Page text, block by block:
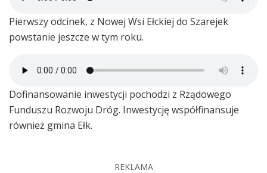
Pierwszy odcinek, z Nowej Wsi Ełckiej do Szarejek
powstanie jeszcze w tym roku.
Dofinansowanie inwestycji pochodzi z Rządowego
Funduszu Rozwoju Dróg. Inwestycję współfinansuje
również gmina Ełk.
REKLAMA